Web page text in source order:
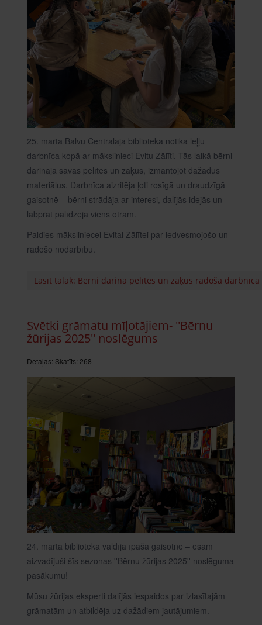
25. martā Balvu Centrālajā bibliotēkā notika leļļu
darbnīca kopā ar mākslinieci Evitu Zālīti. Tās laikā bērni
darināja savas pelītes un zaķus, izmantojot dažādus
materiālus. Darbnīca aizritēja ļoti rosīgā un draudzīgā
gaisotnē – bērni strādāja ar interesi, dalījās idejās un
labprāt palīdzēja viens otram.
Paldies māksliniecei Evitai Zālītei par iedvesmojošo un
radošo nodarbību.
Lasīt tālāk: Bērni darina pelītes un zaķus radošā darbnīcā
Svētki grāmatu mīļotājiem- ''Bērnu
žūrijas 2025'' noslēgums
Detaļas: Skatīts: 268
24. martā bibliotēkā valdīja īpaša gaisotne – esam
aizvadījuši šīs sezonas ''Bērnu žūrijas 2025'' noslēguma
pasākumu!
Mūsu žūrijas eksperti dalījās iespaidos par izlasītajām
grāmatām un atbildēja uz dažādiem jautājumiem.